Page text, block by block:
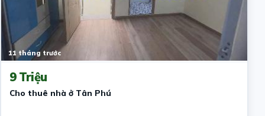
11 tháng trước
9 Triệu
Cho thuê nhà ở Tân Phú